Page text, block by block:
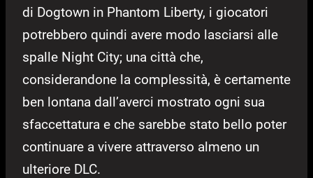
di Dogtown in Phantom Liberty, i giocatori
potrebbero quindi avere modo lasciarsi alle
spalle Night City; una città che,
considerandone la complessità, è certamente
ben lontana dall’averci mostrato ogni sua
sfaccettatura e che sarebbe stato bello poter
continuare a vivere attraverso almeno un
ulteriore DLC.